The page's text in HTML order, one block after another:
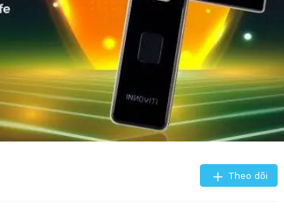
Theo dõi